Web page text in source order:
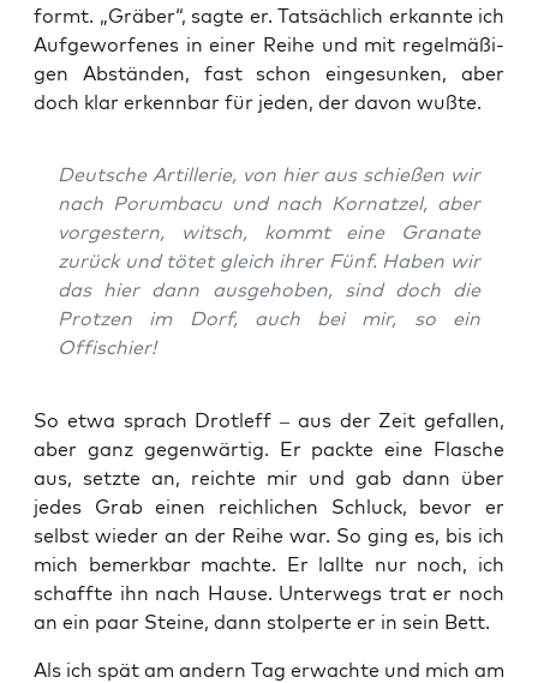
formt. „Grä­ber“, sag­te er. Tat­säch­lich erkann­te ich
Auf­ge­wor­fe­nes in einer Rei­he und mit regel­mä­ßi­
gen Abstän­den, fast schon ein­ge­sun­ken, aber
doch klar erkenn­bar für jeden, der davon wußte.
Deut­sche Artil­le­rie, von hier aus schie­ßen wir
nach Por­um­ba­cu und nach Kor­nat­zel, aber
vor­ges­tern, witsch, kommt eine Gra­na­te
zurück und tötet gleich ihrer Fünf. Haben wir
das hier dann aus­ge­ho­ben, sind doch die
Prot­zen im Dorf, auch bei mir, so ein
Offischier!
So etwa sprach Drotl­eff – aus der Zeit gefal­len,
aber ganz gegen­wär­tig. Er pack­te eine Fla­sche
aus, setz­te an, reich­te mir und gab dann über
jedes Grab einen reich­li­chen Schluck, bevor er
selbst wie­der an der Rei­he war. So ging es, bis ich
mich bemerk­bar mach­te. Er lall­te nur noch, ich
schaff­te ihn nach Hau­se. Unter­wegs trat er noch
an ein paar Stei­ne, dann stol­per­te er in sein Bett.
Als ich spät am andern Tag erwach­te und mich am